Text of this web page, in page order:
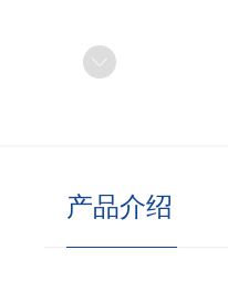
产品介绍